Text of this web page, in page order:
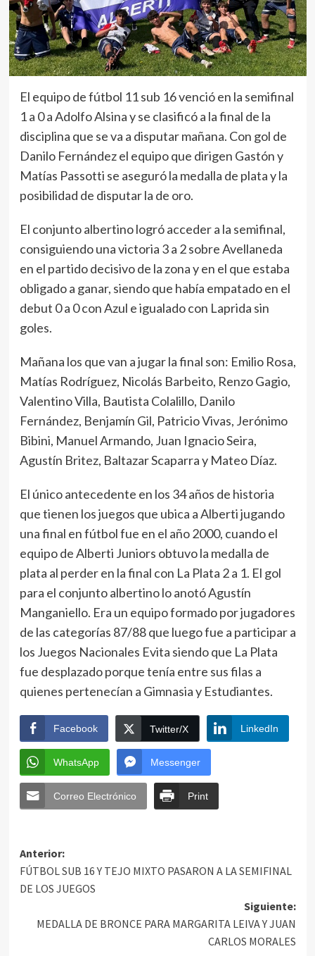
El equipo de fútbol 11 sub 16 venció en la semifinal
1 a 0 a Adolfo Alsina y se clasificó a la final de la
disciplina que se va a disputar mañana. Con gol de
Danilo Fernández el equipo que dirigen Gastón y
Matías Passotti se aseguró la medalla de plata y la
posibilidad de disputar la de oro.
El conjunto albertino logró acceder a la semifinal,
consiguiendo una victoria 3 a 2 sobre Avellaneda
en el partido decisivo de la zona y en el que estaba
obligado a ganar, siendo que había empatado en el
debut 0 a 0 con Azul e igualado con Laprida sin
goles.
Mañana los que van a jugar la final son: Emilio Rosa,
Matías Rodríguez, Nicolás Barbeito, Renzo Gagio,
Valentino Villa, Bautista Colalillo, Danilo
Fernández, Benjamín Gil, Patricio Vivas, Jerónimo
Bibini, Manuel Armando, Juan Ignacio Seira,
Agustín Britez, Baltazar Scaparra y Mateo Díaz.
El único antecedente en los 34 años de historia
que tienen los juegos que ubica a Alberti jugando
una final en fútbol fue en el año 2000, cuando el
equipo de Alberti Juniors obtuvo la medalla de
plata al perder en la final con La Plata 2 a 1. El gol
para el conjunto albertino lo anotó Agustín
Manganiello. Era un equipo formado por jugadores
de las categorías 87/88 que luego fue a participar a
los Juegos Nacionales Evita siendo que La Plata
fue desplazado porque tenía entre sus filas a
quienes pertenecían a Gimnasia y Estudiantes.
Facebook Twitter/X LinkedIn
WhatsApp Messenger
Correo Electrónico Print
Anterior:
FÚTBOL SUB 16 Y TEJO MIXTO PASARON A LA SEMIFINAL
DE LOS JUEGOS
Siguiente:
MEDALLA DE BRONCE PARA MARGARITA LEIVA Y JUAN
CARLOS MORALES